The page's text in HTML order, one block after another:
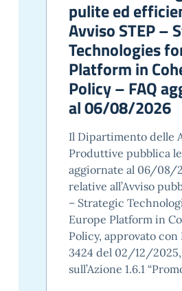
pulite ed
Avviso STEP –
Technologies
Platform in
Policy – FAQ
al 06/08/2026
Il Dipartimento delle
Produttive pubblica le
aggiornate al 06/08/
relative all’Avviso
– Strategic
Europe Platform in
Policy, approvato con
3424 del 02/12/2025,
sull’Azione 1.6.1